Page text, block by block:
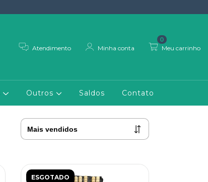
Atendimento Minha conta Meu carrinho
0
Outros Saldos Contato
ESGOTADO